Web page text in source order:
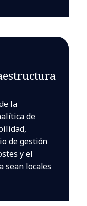
la
de
de gestión
y el
sean locales